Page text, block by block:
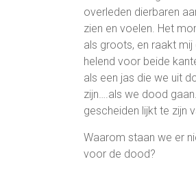
overleden dierbaren
zien en voelen. Het
als groots, en raakt
helend voor beide
als een jas die we uit
zijn….als we dood
gescheiden lijkt te zijn
Waarom staan we er
voor de dood?